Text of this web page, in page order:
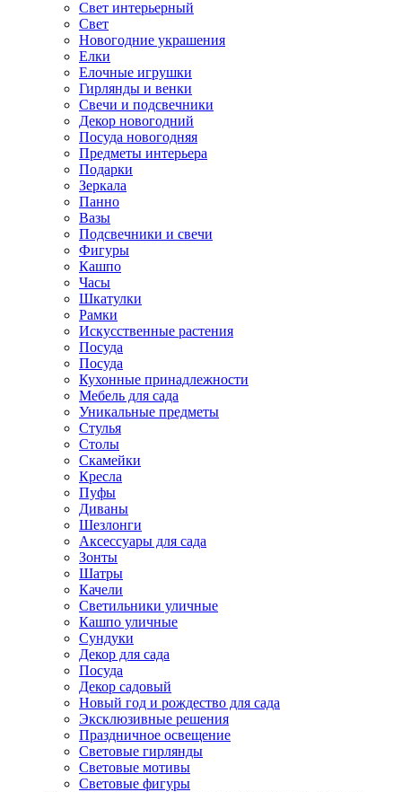
Свет интерьерный
Свет
Новогодние украшения
Елки
Елочные игрушки
Гирлянды и венки
Свечи и подсвечники
Декор новогодний
Посуда новогодняя
Предметы интерьера
Подарки
Зеркала
Панно
Вазы
Подсвечники и свечи
Фигуры
Кашпо
Часы
Шкатулки
Рамки
Искусственные растения
Посуда
Посуда
Кухонные принадлежности
Мебель для сада
Уникальные предметы
Стулья
Столы
Скамейки
Кресла
Пуфы
Диваны
Шезлонги
Аксессуары для сада
Зонты
Шатры
Качели
Cветильники уличные
Кашпо уличные
Сундуки
Декор для сада
Посуда
Декор садовый
Новый год и рождество для сада
Эксклюзивные решения
Праздничное освещение
Световые гирлянды
Световые мотивы
Световые фигуры